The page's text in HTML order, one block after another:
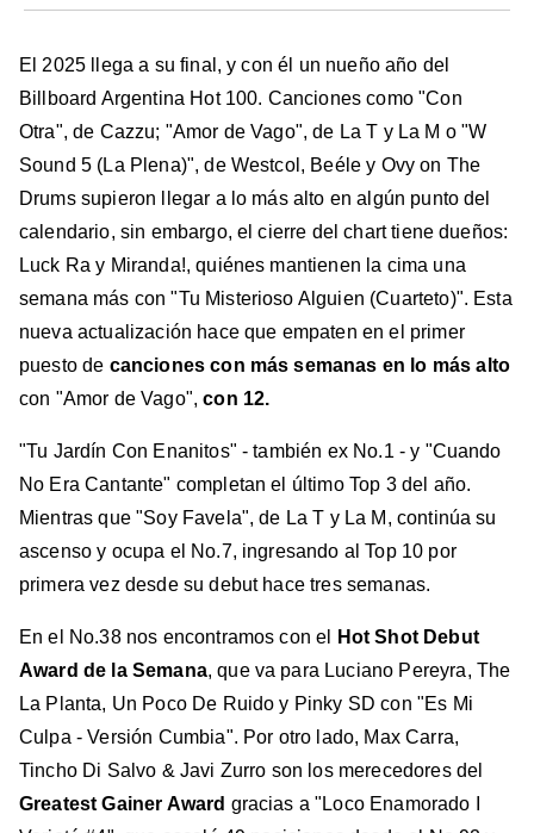
El 2025 llega a su final, y con él un nueño año del
Billboard Argentina Hot 100. Canciones como "Con
Otra", de Cazzu; "Amor de Vago", de La T y La M o "W
Sound 5 (La Plena)", de Westcol, Beéle y Ovy on The
Drums supieron llegar a lo más alto en algún punto del
calendario, sin embargo, el cierre del chart tiene dueños:
Luck Ra y Miranda!, quiénes mantienen la cima una
semana más con "Tu Misterioso Alguien (Cuarteto)". Esta
nueva actualización hace que empaten en el primer
puesto de canciones con más semanas en lo más alto
con "Amor de Vago",con 12.
"Tu Jardín Con Enanitos" - también ex No.1 - y "Cuando
No Era Cantante" completan el último Top 3 del año.
Mientras que "Soy Favela", de La T y La M, continúa su
ascenso y ocupa el No.7, ingresando al Top 10 por
primera vez desde su debut hace tres semanas.
En el No.38 nos encontramos con el
Hot Shot Debut
Award de la Semana, que va para Luciano Pereyra, The
La Planta, Un Poco De Ruido y Pinky SD con "Es Mi
Culpa - Versión Cumbia". Por otro lado, Max Carra,
Tincho Di Salvo & Javi Zurro son los merecedores del
Greatest Gainer Award gracias a "Loco Enamorado I